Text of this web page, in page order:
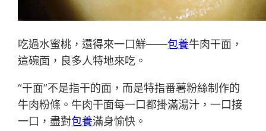
吃過水蜜桃，還得來一口鮮——包養牛肉干面，
這碗面，良多人特地來吃。
“干面”不是指干的面，而是特指番薯粉絲制作的
牛肉粉條。牛肉干面每一口都掛滿湯汁，一口接
一口，盡對包養滿身愉快。